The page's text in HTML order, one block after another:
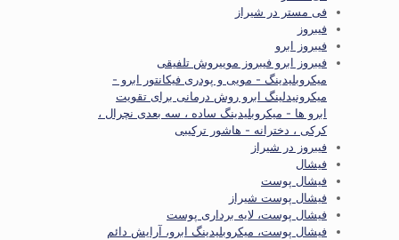
فی مستر در شیراز
فیبروز
فیبروز ابرو
فیبروز ابرو فیبروز موییروش تلفیقی
میکروبلیدینگ - مویی و پودری فیکانتور ابرو -
میکرونیدلینگ ابرو روش درمانی برای تقویت
ابرو ها - میکروبلیدینگ ساده ، سه بعدی نچرال ،
کرکی ، دخترانه - هاشور ترکیبی
فیبروز در شیراز
فیشال
فیشال پوست
فیشال پوست شیراز
فیشال پوست، لایه برداری پوست
فیشال پوست، میکروبلیدینگ ابرو، آرایش دائم